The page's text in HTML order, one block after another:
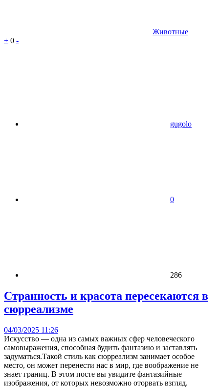
Животные
+ 0 -
gugolo
0
286
Странность и красота пересекаются в
сюрреализме
04/03/2025 11:26
Искусство — одна из самых важных сфер человеческого
самовыражения, способная будить фантазию и заставлять
задуматься.Такой стиль как сюрреализм занимает особое
место, он может перенести нас в мир, где воображение не
знает границ. В этом посте вы увидите фантазийные
изображения, от которых невозможно оторвать взгляд.